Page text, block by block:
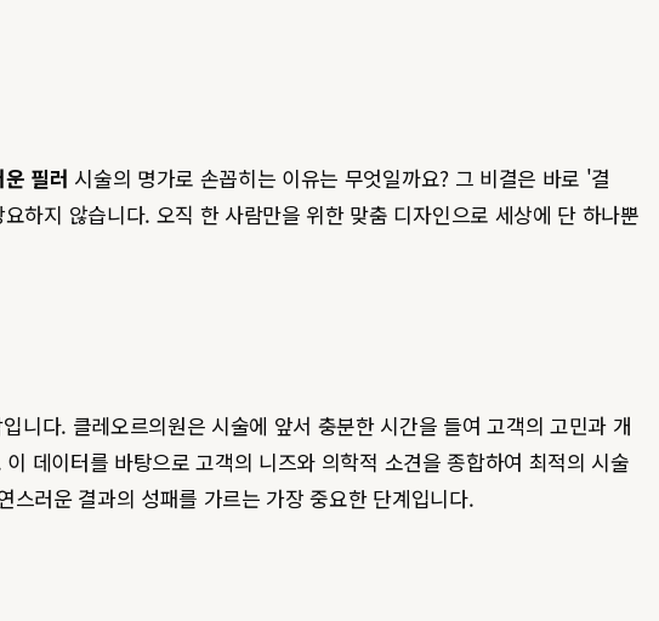
필러 시술의 명가로 손꼽히는 이유는 무엇일까요? 그 비결은 바로 '결
하지 않습니다. 오직 한 사람만을 위한 맞춤 디자인으로 세상에 단 하나뿐
니다. 클레오르의원은 시술에 앞서 충분한 시간을 들여 고객의 고민과 개
데이터를 바탕으로 고객의 니즈와 의학적 소견을 종합하여 최적의 시술
러운 결과의 성패를 가르는 가장 중요한 단계입니다.